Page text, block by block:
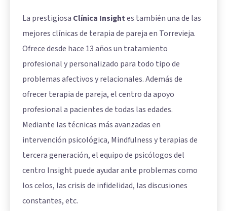
La prestigiosa Clínica Insightes también una de las
mejores clínicas de terapia de pareja en Torrevieja.
Ofrece desde hace 13 años un tratamiento
profesional y personalizado para todo tipo de
problemas afectivos y relacionales. Además de
ofrecer terapia de pareja, el centro da apoyo
profesional a pacientes de todas las edades.
Mediante las técnicas más avanzadas en
intervención psicológica, Mindfulness y terapias de
tercera generación, el equipo de psicólogos del
centro Insight puede ayudar ante problemas como
los celos, las crisis de infidelidad, las discusiones
constantes, etc.